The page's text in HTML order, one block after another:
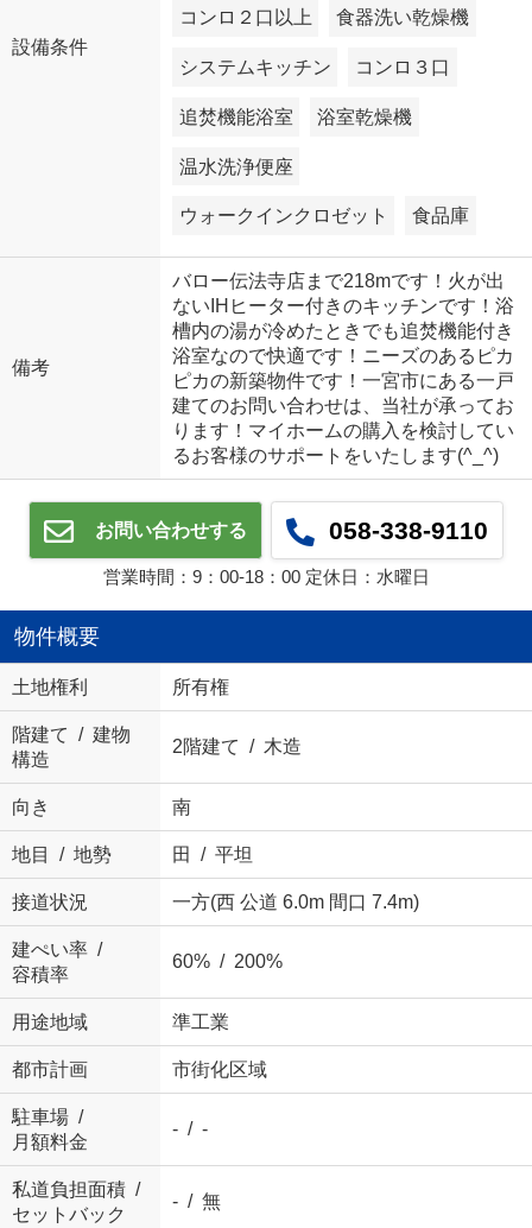
設備条件
コンロ２口以上 食器洗い乾燥機
システムキッチン コンロ３口
追焚機能浴室 浴室乾燥機
温水洗浄便座
ウォークインクロゼット 食品庫
備考
バロー伝法寺店まで218mです！火が出
ないIHヒーター付きのキッチンです！浴
槽内の湯が冷めたときでも追焚機能付き
浴室なので快適です！ニーズのあるピカ
ピカの新築物件です！一宮市にある一戸
建てのお問い合わせは、当社が承ってお
ります！マイホームの購入を検討してい
るお客様のサポートをいたします(^_^)
お問い合わせする 058-338-9110
営業時間：9：00‐18：00 定休日：水曜日
物件概要
土地権利 所有権
階建て / 建物
構造
2階建て / 木造
向き 南
地目 / 地勢 田 / 平坦
接道状況 一方(西 公道 6.0m 間口 7.4m)
建ぺい率 /
容積率
60% / 200%
用途地域 準工業
都市計画 市街化区域
駐車場 /
月額料金
- / -
私道負担面積 /
セットバック
- / 無